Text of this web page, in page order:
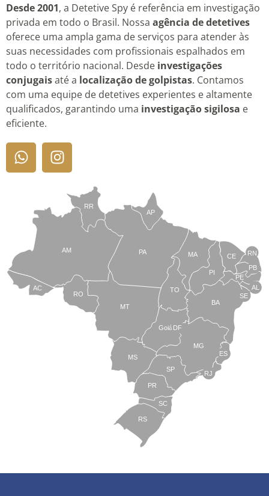
Desde 2001, a Detetive Spy é referência em investigação
privada em todo o Brasil. Nossa agência de detetives
oferece uma ampla gama de serviços para atender às
suas necessidades com profissionais espalhados em
todo o território nacional. Desde investigações
conjugaisaté a localização de golpistas. Contamos
com uma equipe de detetives experientes e altamente
qualificados, garantindo uma investigação sigilosa e
eficiente.
TO
BA
SE
PE
AL
RN
CE
PI
MA
AP
PA
RR
AM
AC
RO
MT
MS
Goiás
PR
SC
RS
SP
MG
RJ
ES
DF
PB